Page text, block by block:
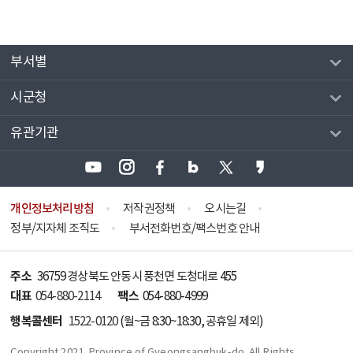
부서별
시군청
유관기관
개인정보처리방침 저작권정책
오시는길
정부/지자체 조직도
부서전화번호/팩스번호 안내
주소 36759 경상북도 안동시 풍천면 도청대로 455
대표 054-880-2114 팩스 054-880-4999
행복콜센터 1522-0120(월~금 8:30~18:30, 공휴일 제외)